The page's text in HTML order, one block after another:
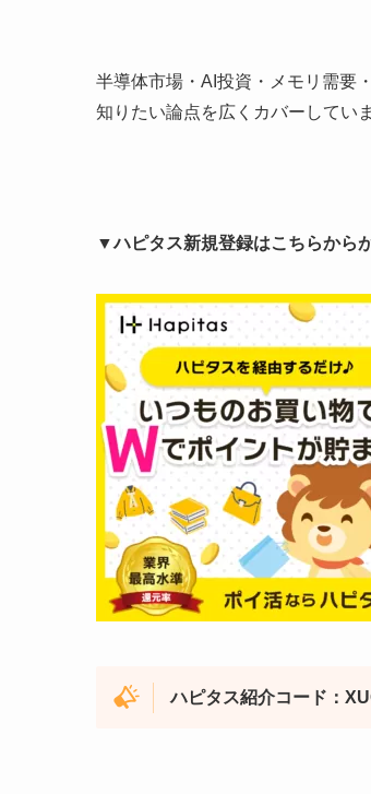
半導体市場・AI投資・メモリ需要
知りたい論点を広くカバーしてい
▼ハピタス新規登録はこちらから
ハピタス紹介コード：